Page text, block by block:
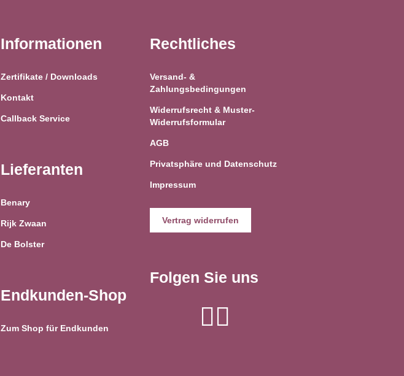
Informationen
Zertifikate / Downloads
Kontakt
Callback Service
Lieferanten
Benary
Rijk Zwaan
De Bolster
Endkunden-Shop
Zum Shop für Endkunden
Rechtliches
Versand- &
Zahlungsbedingungen
Widerrufsrecht & Muster-
Widerrufsformular
AGB
Privatsphäre und Datenschutz
Impressum
Vertrag widerrufen
Folgen Sie uns